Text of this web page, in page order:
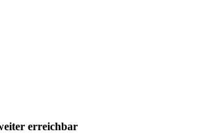
erreichbar